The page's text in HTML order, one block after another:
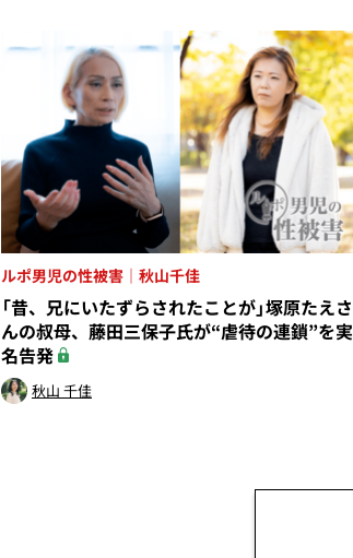
ルポ男児の性被害｜秋山千佳
「昔、兄にいたずらされたことが」塚原たえさ
んの叔母、藤田三保子氏が“虐待の連鎖”を実
名告発
秋山 千佳